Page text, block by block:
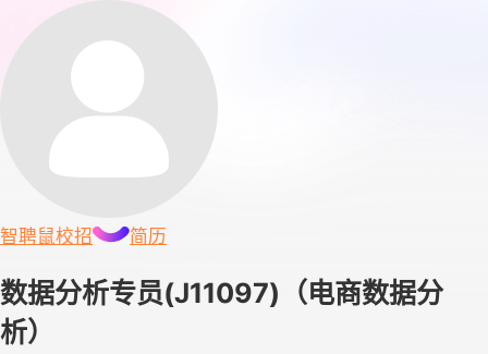
智聘鼠校招 简历
数据分析专员(J11097)（电商数据分
析）